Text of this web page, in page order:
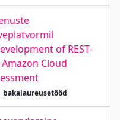
of REST-
Cloud
bakalaureusetööd